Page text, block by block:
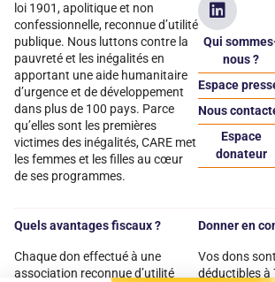
loi 1901, apolitique et non
confessionnelle, reconnue d’utilité
publique. Nous luttons contre la
pauvreté et les inégalités en
apportant une aide humanitaire
d’urgence et de développement
dans plus de 100 pays. Parce
qu’elles sont les premières
victimes des inégalités, CARE met
les femmes et les filles au cœur
de ses programmes.
Qui
nous ?
Espace
Nous
Espace
donateur
Quels avantages fiscaux ?
Chaque don effectué à une
association reconnue d’utilité
Donner en
Vos dons sont
déductibles à